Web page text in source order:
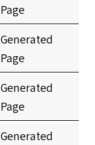
Page
Generated
Page
Generated
Page
Generated